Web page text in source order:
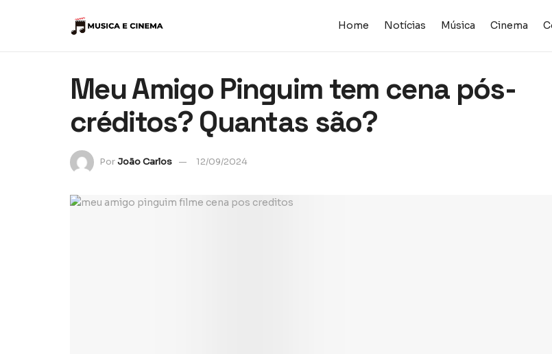
Home Notícias Música Cinema
Meu Amigo Pinguim tem cena pós-
créditos? Quantas são?
PorJoão Carlos 12/09/2024